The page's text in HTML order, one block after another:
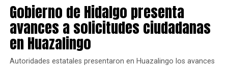
Gobierno de Hidalgo presenta
avances a solicitudes ciudadanas
en Huazalingo
Autoridades estatales presentaron en Huazalingo los avances